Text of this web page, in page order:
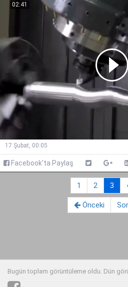
02:41
17 Şubat, 00:05
Facebook'ta Paylaş
1 2 3
Önceki
Bugün toplam görüntüleme oldu. Dün